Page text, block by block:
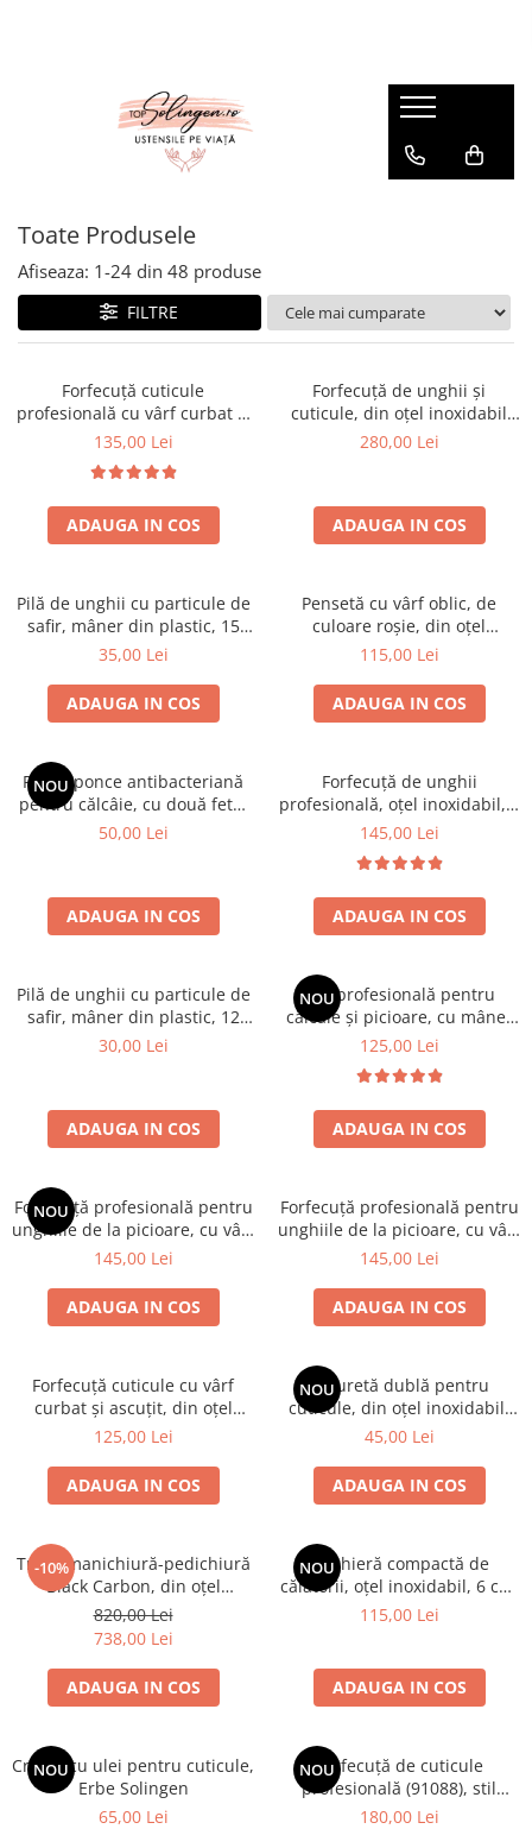
Forfecuțe bebeluși
cuticule
Pile unghii
Forfecuțe cuticule
Clești cuticule
Instrumente cuticule
Seturi
Truse manichiură călătorii
Truse manichiură-pedichiură
Unghii picioare
Forfecuțe unghii picioare
Cuticule
Forfecuțe cuticule
Clești cuticule
Ustensile pedichiură
Truse pedichiură
Îngrijire piele picioare
Pile pedichiură, răzuitoare călcâie,
piatra ponce
Îngrijire barbă și mustață
Toate Produsele
Afiseaza: 1-24 din 48 produse
FILTRE
Forfecuță cuticule
profesională cu vârf curbat și
ascuțit, oțel inoxidabil
135,00 Lei
ADAUGA IN COS
Forfecuță de unghii și
cuticule, din oțel inoxidabil
(INOX) cu (Titan), argintiu-
280,00 Lei
ADAUGA IN COS
Pilă de unghii cu particule de
safir, mâner din plastic, 15
cm, Erbe Solingen
35,00 Lei
ADAUGA IN COS
Pensetă cu vârf oblic, de
culoare roșie, din oțel
inoxidabil, 9.5 cm
115,00 Lei
ADAUGA IN COS
NOU
Piatră ponce antibacteriană
pentru călcâie, cu două fete,
de culoare verde
50,00 Lei
ADAUGA IN COS
Forfecuță de unghii
profesională, oțel inoxidabil, 9
cm, Erbe Solingen
145,00 Lei
ADAUGA IN COS
Pilă de unghii cu particule de
safir, mâner din plastic, 12
cm, Erbe Solingen
30,00 Lei
ADAUGA IN COS
NOU
Pilă profesională pentru
călcâie și picioare, cu mâner
din lemn certificat 100% FSC,
125,00 Lei
ADAUGA IN COS
NOU
Forfecuță profesională pentru
unghiile de la picioare, cu vârf
lung și curbat, oțel inoxidabil,
145,00 Lei
ADAUGA IN COS
Forfecuță profesională pentru
unghiile de la picioare, cu vârf
scurt si mânere lungi, oțel
145,00 Lei
ADAUGA IN COS
Forfecuță cuticule cu vârf
curbat și ascuțit, din oțel
nichelat, Erbe Solingen
125,00 Lei
ADAUGA IN COS
NOU
Chiuretă dublă pentru
cuticule, din oțel inoxidabil,
12 cm
45,00 Lei
ADAUGA IN COS
-10%
Trusă manichiură-pedichiură
Black Carbon, din oțel
inoxidabil, Erbe Solingen
820,00 Lei
738,00 Lei
ADAUGA IN COS
NOU
Unghieră compactă de
călătorii, oțel inoxidabil, 6 cm,
Erbe Solingen
115,00 Lei
ADAUGA IN COS
NOU
Creion cu ulei pentru cuticule,
Erbe Solingen
65,00 Lei
NOUForfecuță de cuticule
profesională (91088), stil
retro, ERBE Premium, Erbe
180,00 Lei